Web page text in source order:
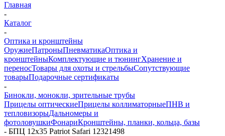
Главная
-
Каталог
-
Оптика и кронштейны
ОружиеПатроныПневматикаОптика и
кронштейныКомплектующие и тюнингХранение и
переносТовары для охоты и стрельбыСопутствующие
товарыПодарочные сертификаты
-
Бинокли, монокли, зрительные трубы
Прицелы оптическиеПрицелы коллиматорныеПНВ и
тепловизорыДальномеры и
фотоловушкиФонариКронштейны, планки, кольца, базы
- БПЦ 12x35 Patriot Safari 12321498